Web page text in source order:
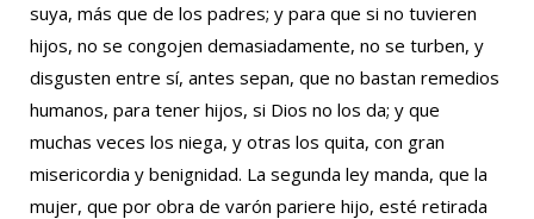
suya, más que de los padres; y para que si no tuvieren
hijos, no se congojen demasiadamente, no se turben, y
disgusten entre sí, antes sepan, que no bastan remedios
humanos, para tener hijos, si Dios no los da; y que
muchas veces los niega, y otras los quita, con gran
misericordia y benignidad. La segunda ley manda, que la
mujer, que por obra de varón pariere hijo, esté retirada